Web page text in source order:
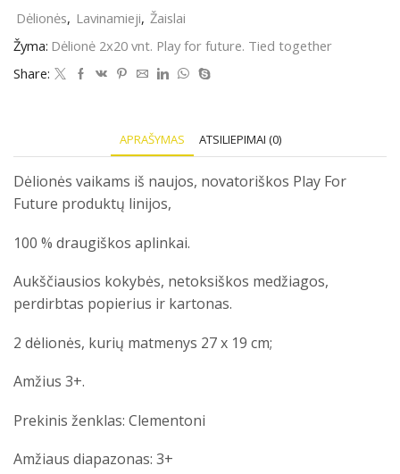
2x20
vnt.
Play
for
Dėlionės, Lavinamieji, Žaislai
Žyma: Dėlionė 2x20 vnt. Play for future. Tied together
Share:
APRAŠYMAS ATSILIEPIMAI (0)
Dėlionės vaikams iš naujos, novatoriškos Play For
Future produktų linijos,
100 % draugiškos aplinkai.
Aukščiausios kokybės, netoksiškos medžiagos,
perdirbtas popierius ir kartonas.
2 dėlionės, kurių matmenys 27 x 19 cm;
Amžius 3+.
Prekinis ženklas: Clementoni
Amžiaus diapazonas: 3+